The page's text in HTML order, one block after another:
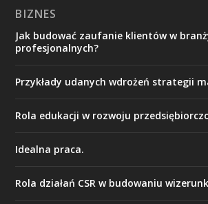
BIZNES
Jak budować zaufanie klientów w
profesjonalnych?
Przykłady udanych wdrożeń strategii
Rola edukacji w rozwoju
Idealna praca.
Rola działań CSR w budowaniu